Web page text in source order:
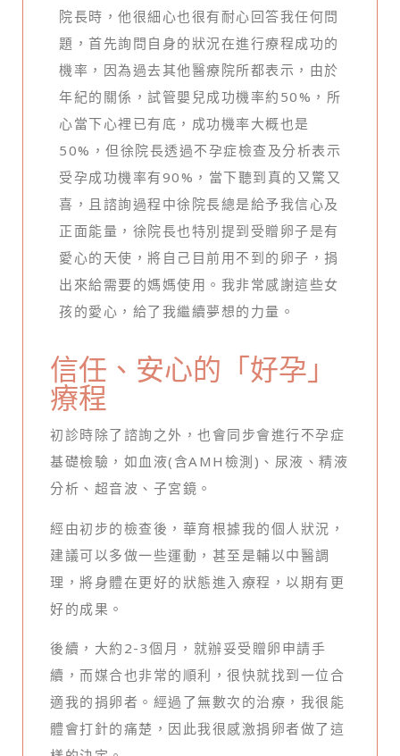
院長時，他很細心也很有耐心回答我任何問
題，首先詢問自身的狀況在進行療程成功的
機率，因為過去其他醫療院所都表示，由於
年紀的關係，試管嬰兒成功機率約50%，所
心當下心裡已有底，成功機率大概也是
50%，但徐院長透過不孕症檢查及分析表示
受孕成功機率有90%，當下聽到真的又驚又
喜，且諮詢過程中徐院長總是給予我信心及
正面能量，徐院長也特別提到受贈卵子是有
愛心的天使，將自己目前用不到的卵子，捐
出來給需要的媽媽使用。我非常感謝這些女
孩的愛心，給了我繼續夢想的力量。
信任、安心的「好孕」
療程
初診時除了諮詢之外，也會同步會進行不孕症
基礎檢驗，如血液(含AMH檢測)、尿液、精液
分析、超音波、子宮鏡。
經由初步的檢查後，華育根據我的個人狀況，
建議可以多做一些運動，甚至是輔以中醫調
理，將身體在更好的狀態進入療程，以期有更
好的成果。
後續，大約2-3個月，就辦妥受贈卵申請手
續，而媒合也非常的順利，很快就找到一位合
適我的捐卵者。經過了無數次的治療，我很能
體會打針的痛楚，因此我很感激捐卵者做了這